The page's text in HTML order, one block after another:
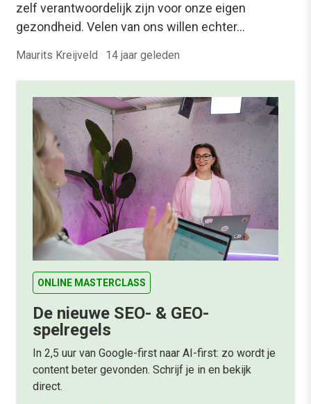
zelf verantwoordelijk zijn voor onze eigen
gezondheid. Velen van ons willen echter…
Maurits Kreijveld · 14 jaar geleden
ONLINE MASTERCLASS
De nieuwe SEO- & GEO-
spelregels
In 2,5 uur van Google-first naar AI-first: zo wordt je
content beter gevonden. Schrijf je in en bekijk
direct.